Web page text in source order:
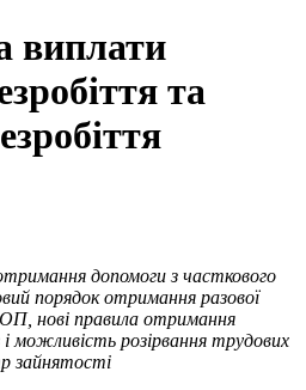
виплати
та
допомоги з часткового
порядок отримання разової
нові правила отримання
і можливість розірвання трудових
зайнятості